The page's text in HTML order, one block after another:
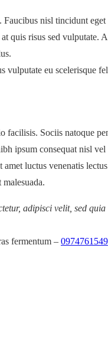
Faucibus nisl tincidunt
risus sed vulputate.
eu scelerisque
Sociis natoque
ipsum consequat nisl
luctus venenatis
adipisci velit, sed
fermentum – 0974761549